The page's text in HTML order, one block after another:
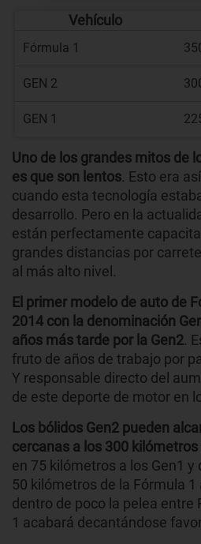
Vehículo
Fórmula 1
GEN 2
GEN 1
Uno de los grandes mitos de
es que son lentos. Esto era
cuando esta tecnología
desarrollo. Pero en la
están perfectamente
grandes distancias por
al más alto nivel.
El primer modelo de auto de
2014 con la denominación
años más tarde por la Gen2.
fruto de años de trabajo por
Y responsable directo del
de este deporte de motor en
Los bólidos Gen2 pueden
cercanas a los 300 kilómetros
en 75 kilómetros a los Gen1
50 kilómetros de la Fórmula
dentro de poco la pelea entre
1 acabará decantándose